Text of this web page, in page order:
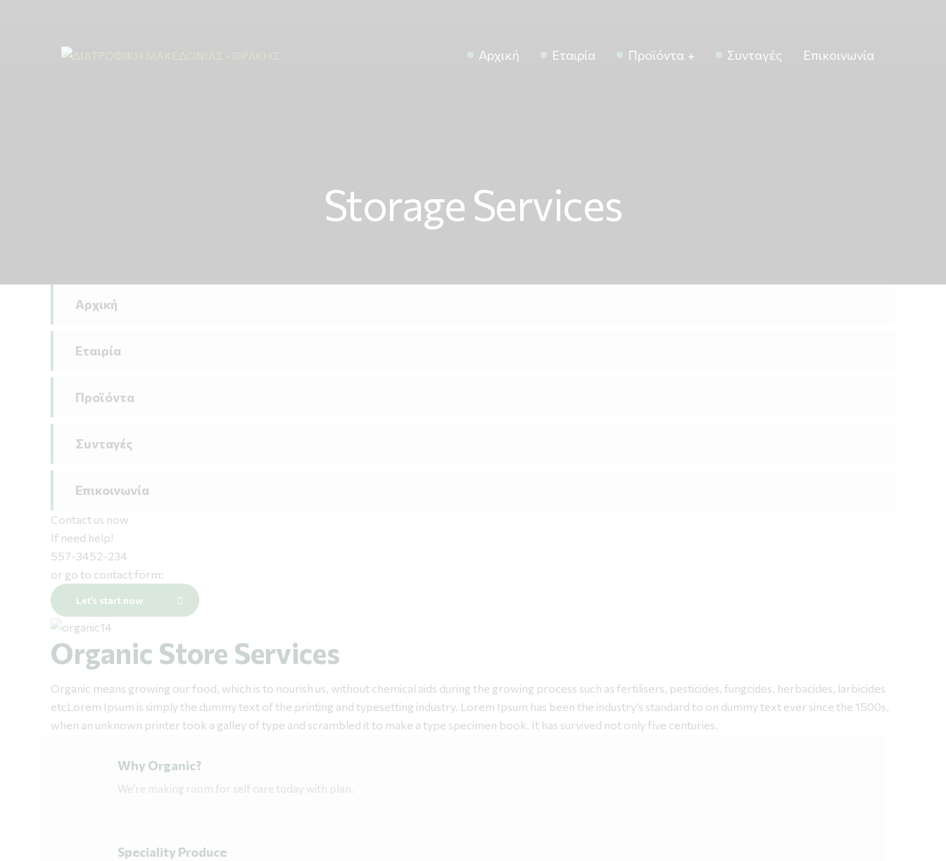
Αρχική Εταιρία Προϊόντα Συνταγές Επικοινωνία
Storage Services
Αρχική
Εταιρία
Προϊόντα
Συνταγές
Επικοινωνία
Contact us now
If need help!
557-3452-234
or go to contact form:
Let’s start now
Organic Store Services
Organic means growing our food, which is to nourish us, without chemical aids during the growing process such as fertilisers, pesticides, fungcides, herbacides, larbicides
etcLorem Ipsum is simply the dummy text of the printing and typesetting industry. Lorem Ipsum has been the industry’s standard to on dummy text ever since the 1500s,
when an unknown printer took a galley of type and scrambled it to make a type specimen book. It has survived not only five centuries.
Why Organic?
We're making room for self care today with plan.
Speciality Produce